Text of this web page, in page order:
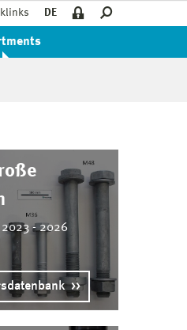
DE
- 2026